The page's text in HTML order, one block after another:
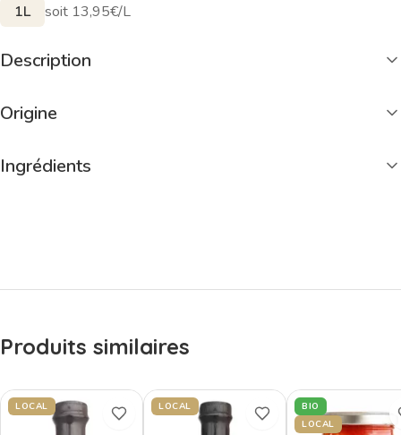
1L soit 13,95€/L
Description
Origine
Ingrédients
Produits similaires
LOCAL LOCAL
BIO
LOCAL